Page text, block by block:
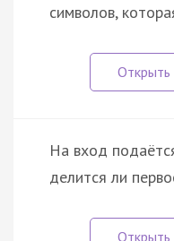
символов,
На вход
делится ли